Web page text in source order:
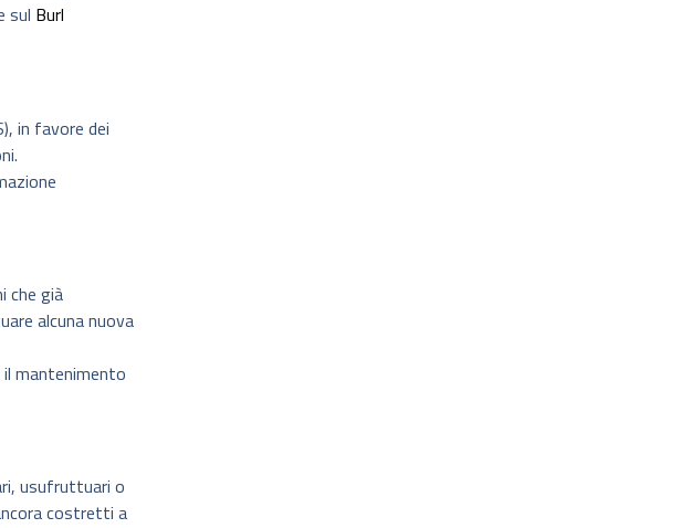
sul Burl
in favore dei
che già
alcuna nuova
mantenimento
usufruttuari o
costretti a